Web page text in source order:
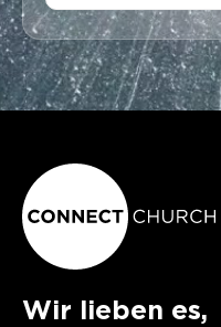
Wir lieben es,